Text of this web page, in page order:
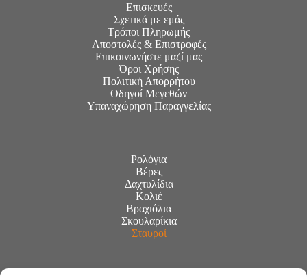
Επισκευές
Σχετικά με εμάς
Τρόποι Πληρωμής
Αποστολές & Επιστροφές
Επικοινωνήστε μαζί μας
Όροι Χρήσης
Πολιτική Απορρήτου
Οδηγοί Μεγεθών
Υπαναχώρηση Παραγγελίας
Ρολόγια
Βέρες
Δαχτυλίδια
Κολιέ
Βραχιόλια
Σκουλαρίκια
Σταυροί